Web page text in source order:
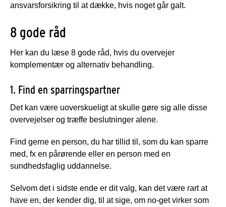
ansvarsforsikring til at dække, hvis noget går galt.
8 gode råd
Her kan du læse 8 gode råd, hvis du overvejer
komplementær og alternativ behandling.
1. Find en sparringspartner
Det kan være uoverskueligt at skulle gøre sig alle disse
overvejelser og træffe beslutninger alene.
Find gerne en person, du har tillid til, som du kan sparre
med, fx en pårørende eller en person med en
sundhedsfaglig uddannelse.
Selvom det i sidste ende er dit valg, kan det være rart at
have en, der kender dig, til at sige, om no-get virker som